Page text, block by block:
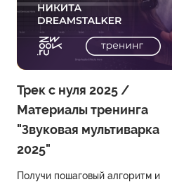
Трек с нуля 2025 /
Материалы тренинга
"Звуковая мультиварка
2025"
Получи пошаговый алгоритм и